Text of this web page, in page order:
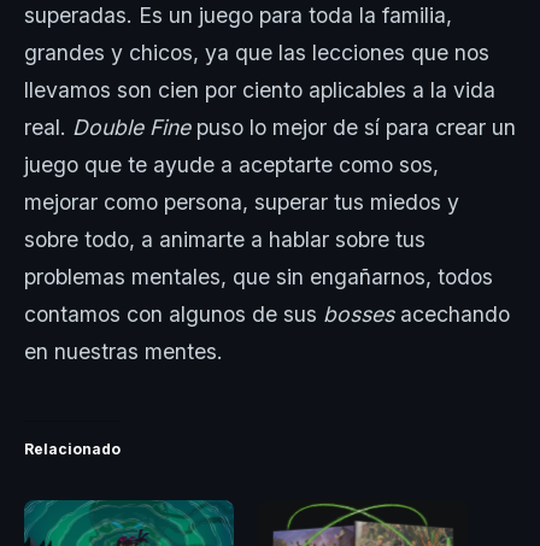
superadas. Es un juego para toda la familia,
grandes y chicos, ya que las lecciones que nos
llevamos son cien por ciento aplicables a la vida
real. Double Finepuso lo mejor de sí para crear un
juego que te ayude a aceptarte como sos,
mejorar como persona, superar tus miedos y
sobre todo, a animarte a hablar sobre tus
problemas mentales, que sin engañarnos, todos
contamos con algunos de sus bossesacechando
en nuestras mentes.
Relacionado